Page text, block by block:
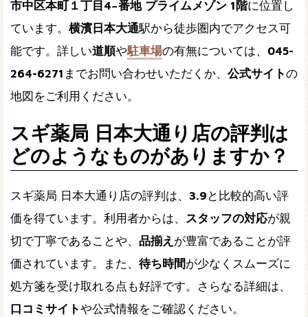
市中区本町１丁目4−番地 プライムメゾン 1階に位置し
ています。 横濱日本大通駅から徒歩圏内でアクセス可
能です。詳しい道順や駐車場の有無については、 045-
264-6271 までお問い合わせいただくか、 公式サイトの
地図をご利用ください。
スギ薬局 日本大通り店の評判は
どのようなものがありますか？
スギ薬局 日本大通り店の評判は、 3.9 と比較的高い評
価を得ています。利用者からは、 スタッフの対応が親
切で丁寧であることや、 品揃え が豊富であることが評
価されています。また、 待ち時間が少なくスムーズに
処方箋を受け取れる点も好評です。さらなる詳細は、
口コミサイトや公式情報をご確認ください。